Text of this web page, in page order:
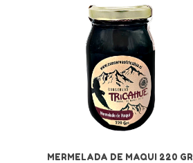
MERMELADA DE MAQUI 220 GR